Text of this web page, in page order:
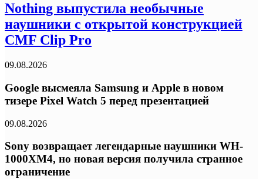
Nothing выпустила необычные
наушники с открытой конструкцией
CMF Clip Pro
09.08.2026
Google высмеяла Samsung и Apple в новом
тизере Pixel Watch 5 перед презентацией
09.08.2026
Sony возвращает легендарные наушники WH-
1000XM4, но новая версия получила странное
ограничение